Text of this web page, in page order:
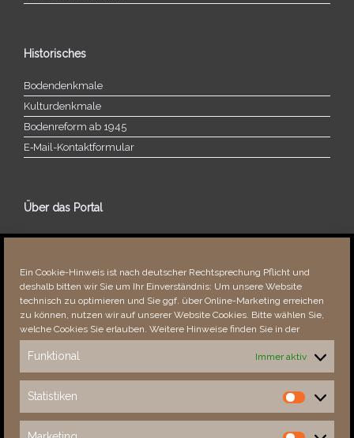
Ein Cookie-Hinweis ist nach deutscher Rechtsprechung Pflicht und
deshalb bitten wir Sie um Ihr Einverständnis: Um unsere Website
technisch zu optimieren und Sie ggf. über Online-Marketing erreichen
zu können, nutzen wir auf unserer Website Cookies. Bitte wählen Sie,
welche Cookies Sie erlauben. Weitere Hinweise finden Sie in der
Funktional Immer aktiv
Statistiken
Statistiken
Historisches
Bodendenkmale
Kulturdenkmale
Bodenreform ab 1945
E‑Mail-​​Kontaktformular
Über das Portal
Über dieses Portal
Fehler bemerkt?
Besucher seit 08/​2021